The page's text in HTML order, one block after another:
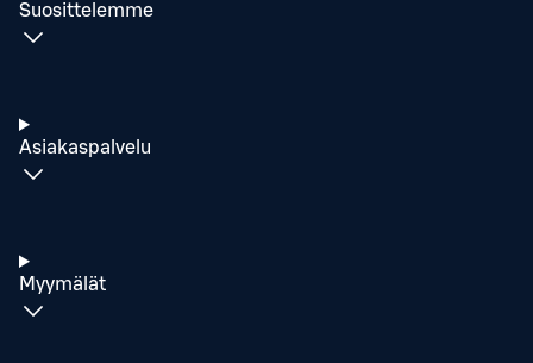
Suosittelemme
Asiakaspalvelu
Myymälät